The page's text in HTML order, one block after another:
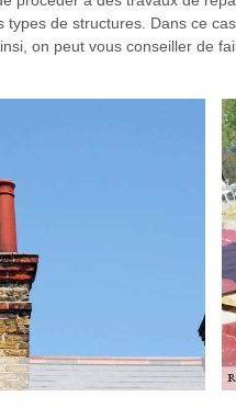
types de structures. Dans ce
on peut vous conseiller de